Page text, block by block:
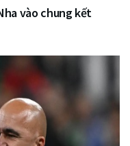
vào chung kết